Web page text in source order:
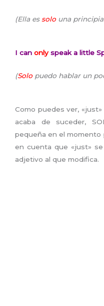
(Ella es solouna
I can onlyspeak a little
(Solopuedo hablar un
Como puedes ver,
acaba de suceder,
pequeña en el
en cuenta que «just»
adjetivo al que modifica.